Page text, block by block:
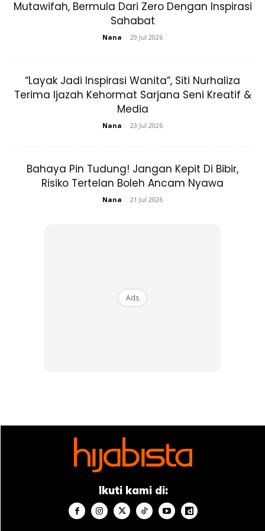
sunnah sebagai panduan hidup mereka, dan tidak membuat
keputusan mengikut hawa nafsu dan perasaan semata-
mata, kerana hawa nafsu inilah yang akan menjerumuskan
Mengulas isu sama, dalam perkongsian ceramah dilaman
Youtube miliknya. Pendakwah bebas, Ustaz Azhar Idrus
mendedahkan beberapa sebab yang memboleh wanita
meminta cerai atau memfailkan fasakh kepada suami dan
diterimapakai dalam Kanun-Kanun Syariah di Malaysia.
Mutawifah, Bermula Dari Zero Dengan Inspirasi
Sahabat
Nana - 29 Jul 2026
“Layak Jadi Inspirasi Wanita”, Siti Nurhaliza
Terima Ijazah Kehormat Sarjana Seni Kreatif &
Media
Nana - 23 Jul 2026
Bahaya Pin Tudung! Jangan Kepit Di Bibir,
Risiko Tertelan Boleh Ancam Nyawa
Nana - 21 Jul 2026
Ads
Ikuti kami di: